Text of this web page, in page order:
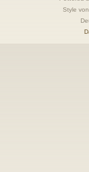
Style von